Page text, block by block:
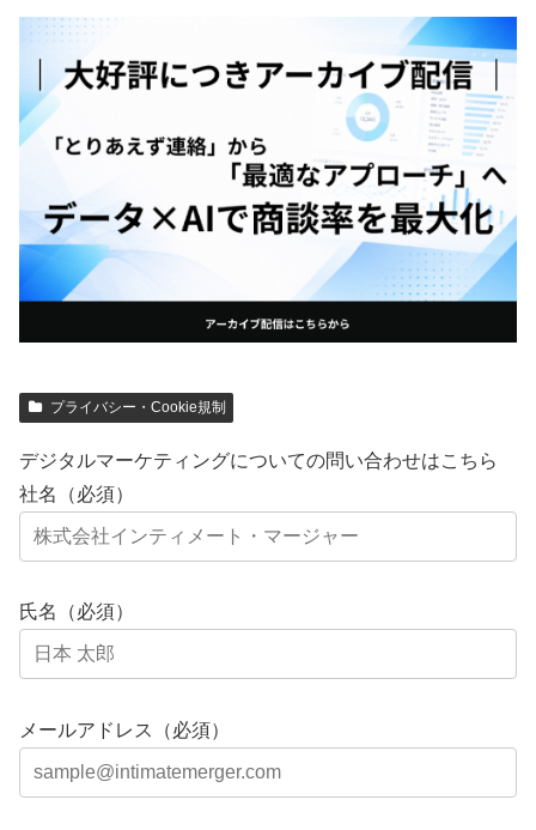
プライバシー・Cookie規制
デジタルマーケティングについての問い合わせはこちら
社名（必須）
氏名（必須）
メールアドレス（必須）